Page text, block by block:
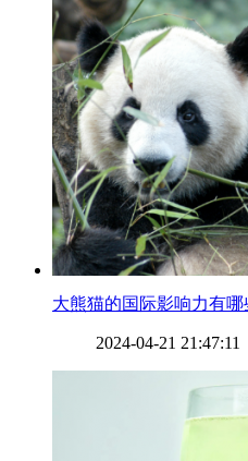
大熊猫的国际影响力有哪
2024-04-21 21:47:11